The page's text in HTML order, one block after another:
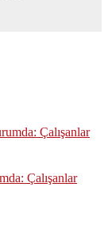
Çalışanlar